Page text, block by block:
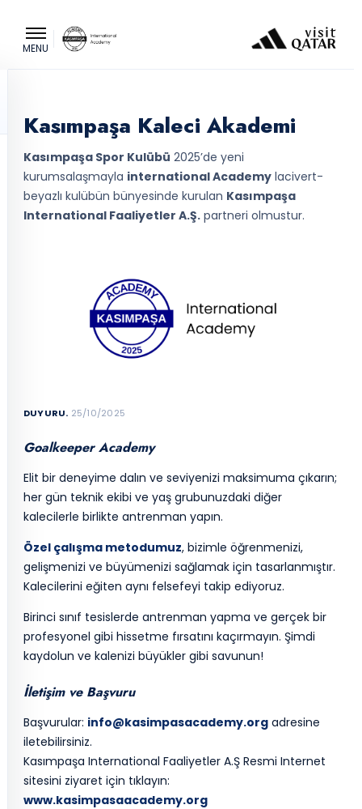
MENU
Kasımpaşa Kaleci Akademi
Kasımpaşa Spor Kulübü 2025’de yeni
kurumsalaşmayla international Academy lacivert-
beyazlı kulübün bünyesinde kurulan Kasımpaşa
International Faaliyetler A.Ş. partneri olmustur.
DUYURU. 25/10/2025
Goalkeeper Academy
Elit bir deneyime dalın ve seviyenizi maksimuma çıkarın;
her gün teknik ekibi ve yaş grubunuzdaki diğer
kalecilerle birlikte antrenman yapın.
Özel çalışma metodumuz, bizimle öğrenmenizi,
gelişmenizi ve büyümenizi sağlamak için tasarlanmıştır.
Kalecilerini eğiten aynı felsefeyi takip ediyoruz.
Birinci sınıf tesislerde antrenman yapma ve gerçek bir
profesyonel gibi hissetme fırsatını kaçırmayın. Şimdi
kaydolun ve kalenizi büyükler gibi savunun!
İletişim ve Başvuru
Başvurular: info@kasimpasacademy.org adresine
iletebilirsiniz.
Kasımpaşa International Faaliyetler A.Ş Resmi Internet
sitesini ziyaret için tıklayın:
www.kasimpasaacademy.org